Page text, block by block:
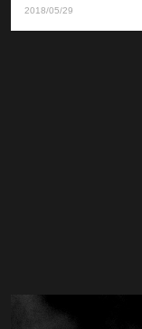
2018/05/29